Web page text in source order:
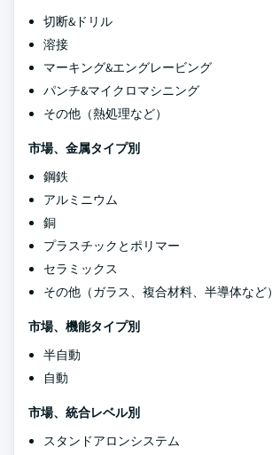
切断&ドリル
溶接
マーキング&エングレービング
パンチ&マイクロマシニング
その他（熱処理など）
市場、金属タイプ別
鋼鉄
アルミニウム
銅
プラスチックとポリマー
セラミックス
その他（ガラス、複合材料、半導体など）
市場、機能タイプ別
半自動
自動
市場、統合レベル別
スタンドアロンシステム